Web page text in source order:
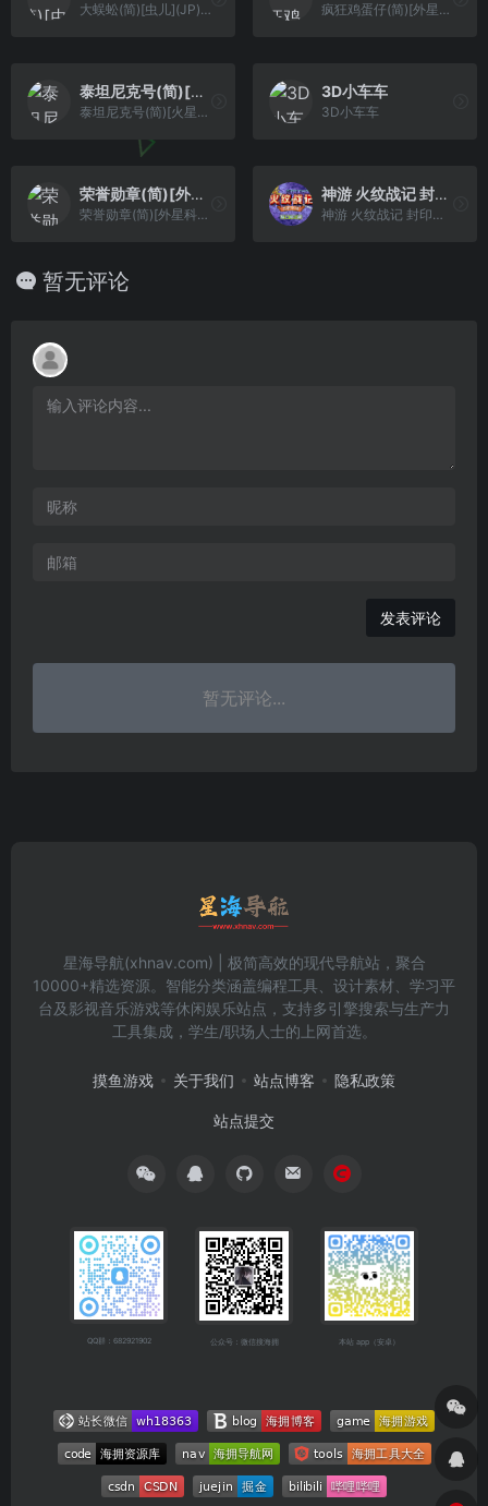
大蜈蚣(简)[虫儿](JP)[STG](0.18Mb) 疯狂鸡蛋仔(简)[外星科技](CN)[ETC](3Mb)
泰坦尼克号(简)[火星电子](CN)[RPG](8Mb)
泰坦尼克号(简)[火星电子](CN)[RPG](8Mb)
3D小车车
3D小车车
荣誉勋章(简)[外星科技](JP)[AVG](4Mb)
荣誉勋章(简)[外星科技](JP)[AVG](4Mb)
神游 火纹战记 封印之剑[未发售](简)(128Mb)
神游 火纹战记 封印之剑[未发售](简)(128Mb)
暂无评论
发表评论
暂无评论...
星海导航(xhnav.com) | 极简高效的现代导航站，聚合
10000+精选资源。智能分类涵盖编程工具、设计素材、学习平
台及影视音乐游戏等休闲娱乐站点，支持多引擎搜索与生产力
工具集成，学生/职场人士的上网首选。
摸鱼游戏 关于我们 站点博客 隐私政策
站点提交
QQ群：682921902 公众号：微信搜海拥 本站 app（安卓）